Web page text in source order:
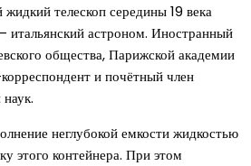
астроном. Иностранный
общества, Парижской академии
и почётный член
неглубокой емкости жидкостью
этого контейнера. При этом